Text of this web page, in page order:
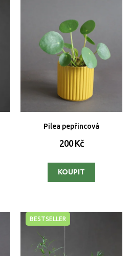
Pilea pepřincová
200 Kč
BESTSELLER